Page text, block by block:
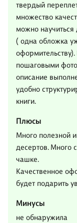
твердый
множество
можно
( одна обложка
пошаговыми
описание
удобно
книги.
Плюсы
Много полезной
десертов. Много
чашке.
Качественное
будет подарить
Минусы
не обнаружила